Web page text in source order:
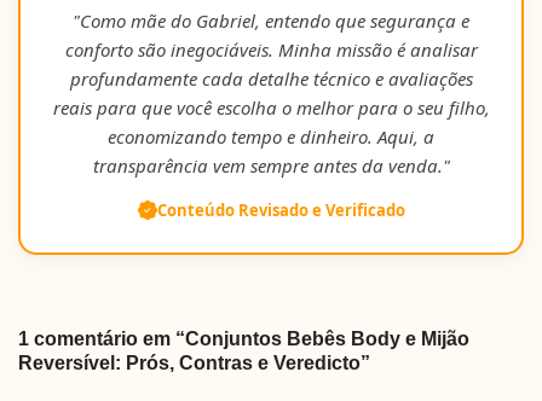
"Como mãe do Gabriel, entendo que segurança e
conforto são inegociáveis. Minha missão é analisar
profundamente cada detalhe técnico e avaliações
reais para que você escolha o melhor para o seu filho,
economizando tempo e dinheiro. Aqui, a
transparência vem sempre antes da venda."
Conteúdo Revisado e Verificado
1 comentário em “Conjuntos Bebês Body e Mijão
Reversível: Prós, Contras e Veredicto”